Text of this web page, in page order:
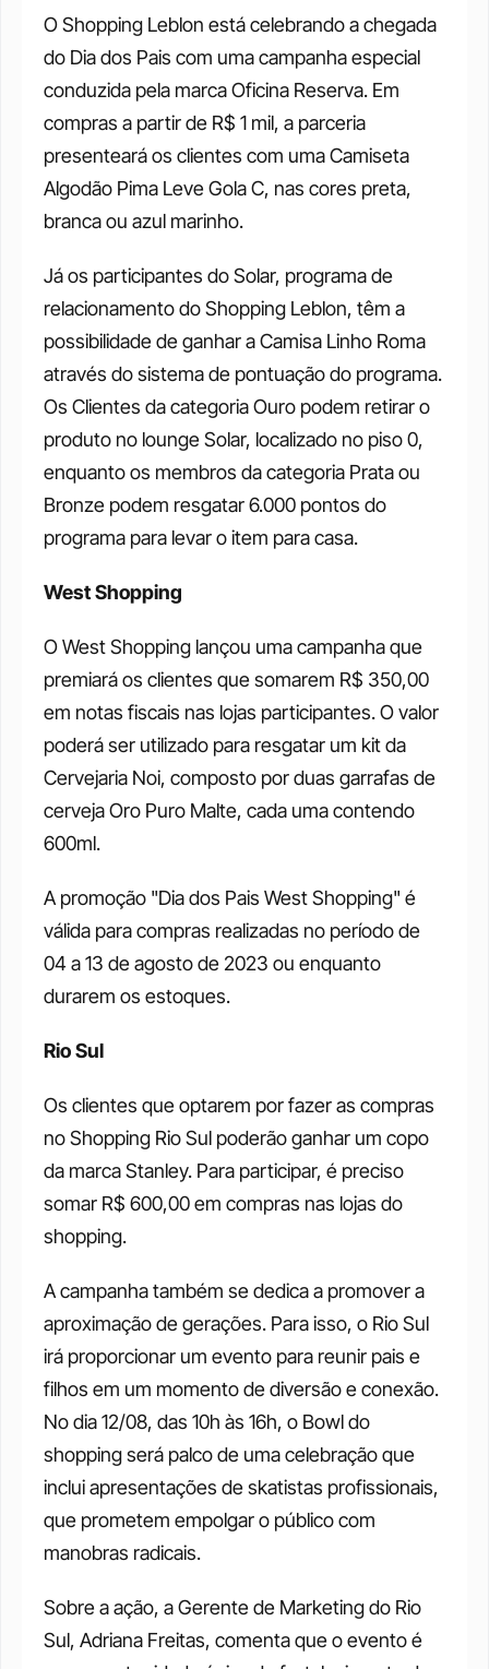
O Shopping Leblon está celebrando a chegada
do Dia dos Pais com uma campanha especial
conduzida pela marca Oficina Reserva. Em
compras a partir de R$ 1 mil, a parceria
presenteará os clientes com uma Camiseta
Algodão Pima Leve Gola C, nas cores preta,
branca ou azul marinho.
Já os participantes do Solar, programa de
relacionamento do Shopping Leblon, têm a
possibilidade de ganhar a Camisa Linho Roma
através do sistema de pontuação do programa.
Os Clientes da categoria Ouro podem retirar o
produto no lounge Solar, localizado no piso 0,
enquanto os membros da categoria Prata ou
Bronze podem resgatar 6.000 pontos do
programa para levar o item para casa.
West Shopping
O West Shopping lançou uma campanha que
premiará os clientes que somarem R$ 350,00
em notas fiscais nas lojas participantes. O valor
poderá ser utilizado para resgatar um kit da
Cervejaria Noi, composto por duas garrafas de
cerveja Oro Puro Malte, cada uma contendo
600ml.
A promoção "Dia dos Pais West Shopping" é
válida para compras realizadas no período de
04 a 13 de agosto de 2023 ou enquanto
durarem os estoques.
Rio Sul
Os clientes que optarem por fazer as compras
no Shopping Rio Sul poderão ganhar um copo
da marca Stanley. Para participar, é preciso
somar R$ 600,00 em compras nas lojas do
shopping.
A campanha também se dedica a promover a
aproximação de gerações. Para isso, o Rio Sul
irá proporcionar um evento para reunir pais e
filhos em um momento de diversão e conexão.
No dia 12/08, das 10h às 16h, o Bowl do
shopping será palco de uma celebração que
inclui apresentações de skatistas profissionais,
que prometem empolgar o público com
manobras radicais.
Sobre a ação, a Gerente de Marketing do Rio
Sul, Adriana Freitas, comenta que o evento é